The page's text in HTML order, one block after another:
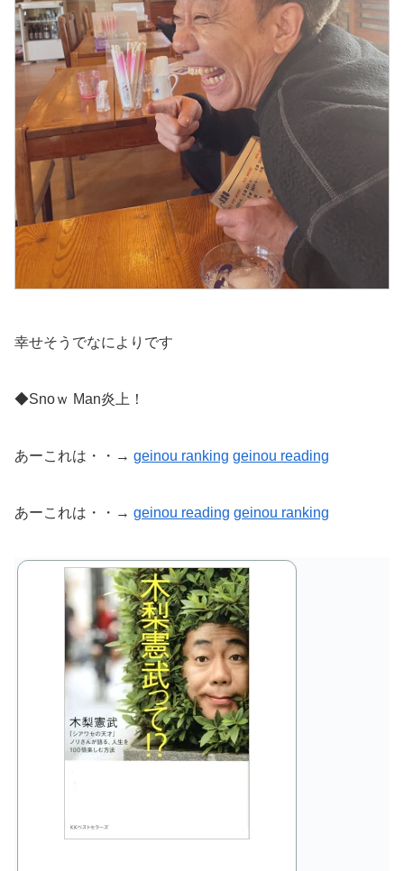
幸せそうでなによりです
◆Snoｗ Man炎上！
あーこれは・・→ geinou ranking geinou reading
あーこれは・・→ geinou reading geinou ranking